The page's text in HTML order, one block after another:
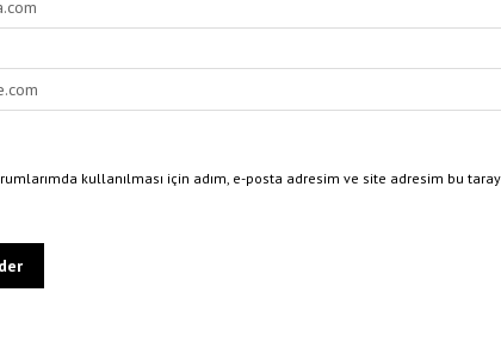
kullanılması için adım, e-posta adresim ve site adresim bu